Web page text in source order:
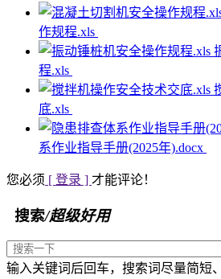
作规程.xls
程.xls
底.xls
系作业指导手册(2025年).docx
您必须 [ 登录 ] 才能评论！
搜索/超级好用
输入关键词后回车，搜索词尽量简短